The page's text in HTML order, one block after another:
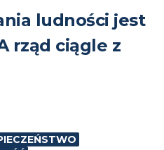
ludności jest
rząd ciągle z